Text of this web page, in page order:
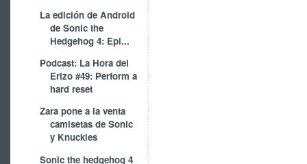
La edición de Android
de Sonic the
Hedgehog 4: Epi...
Podcast: La Hora del
Erizo #49: Perform a
hard reset
Zara pone a la venta
camisetas de Sonic
y Knuckles
Sonic the hedgehog 4